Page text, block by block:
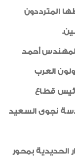
المترددون
أحمد
العرب
قطاع
نجوى السعيد
الحديدية بمحور